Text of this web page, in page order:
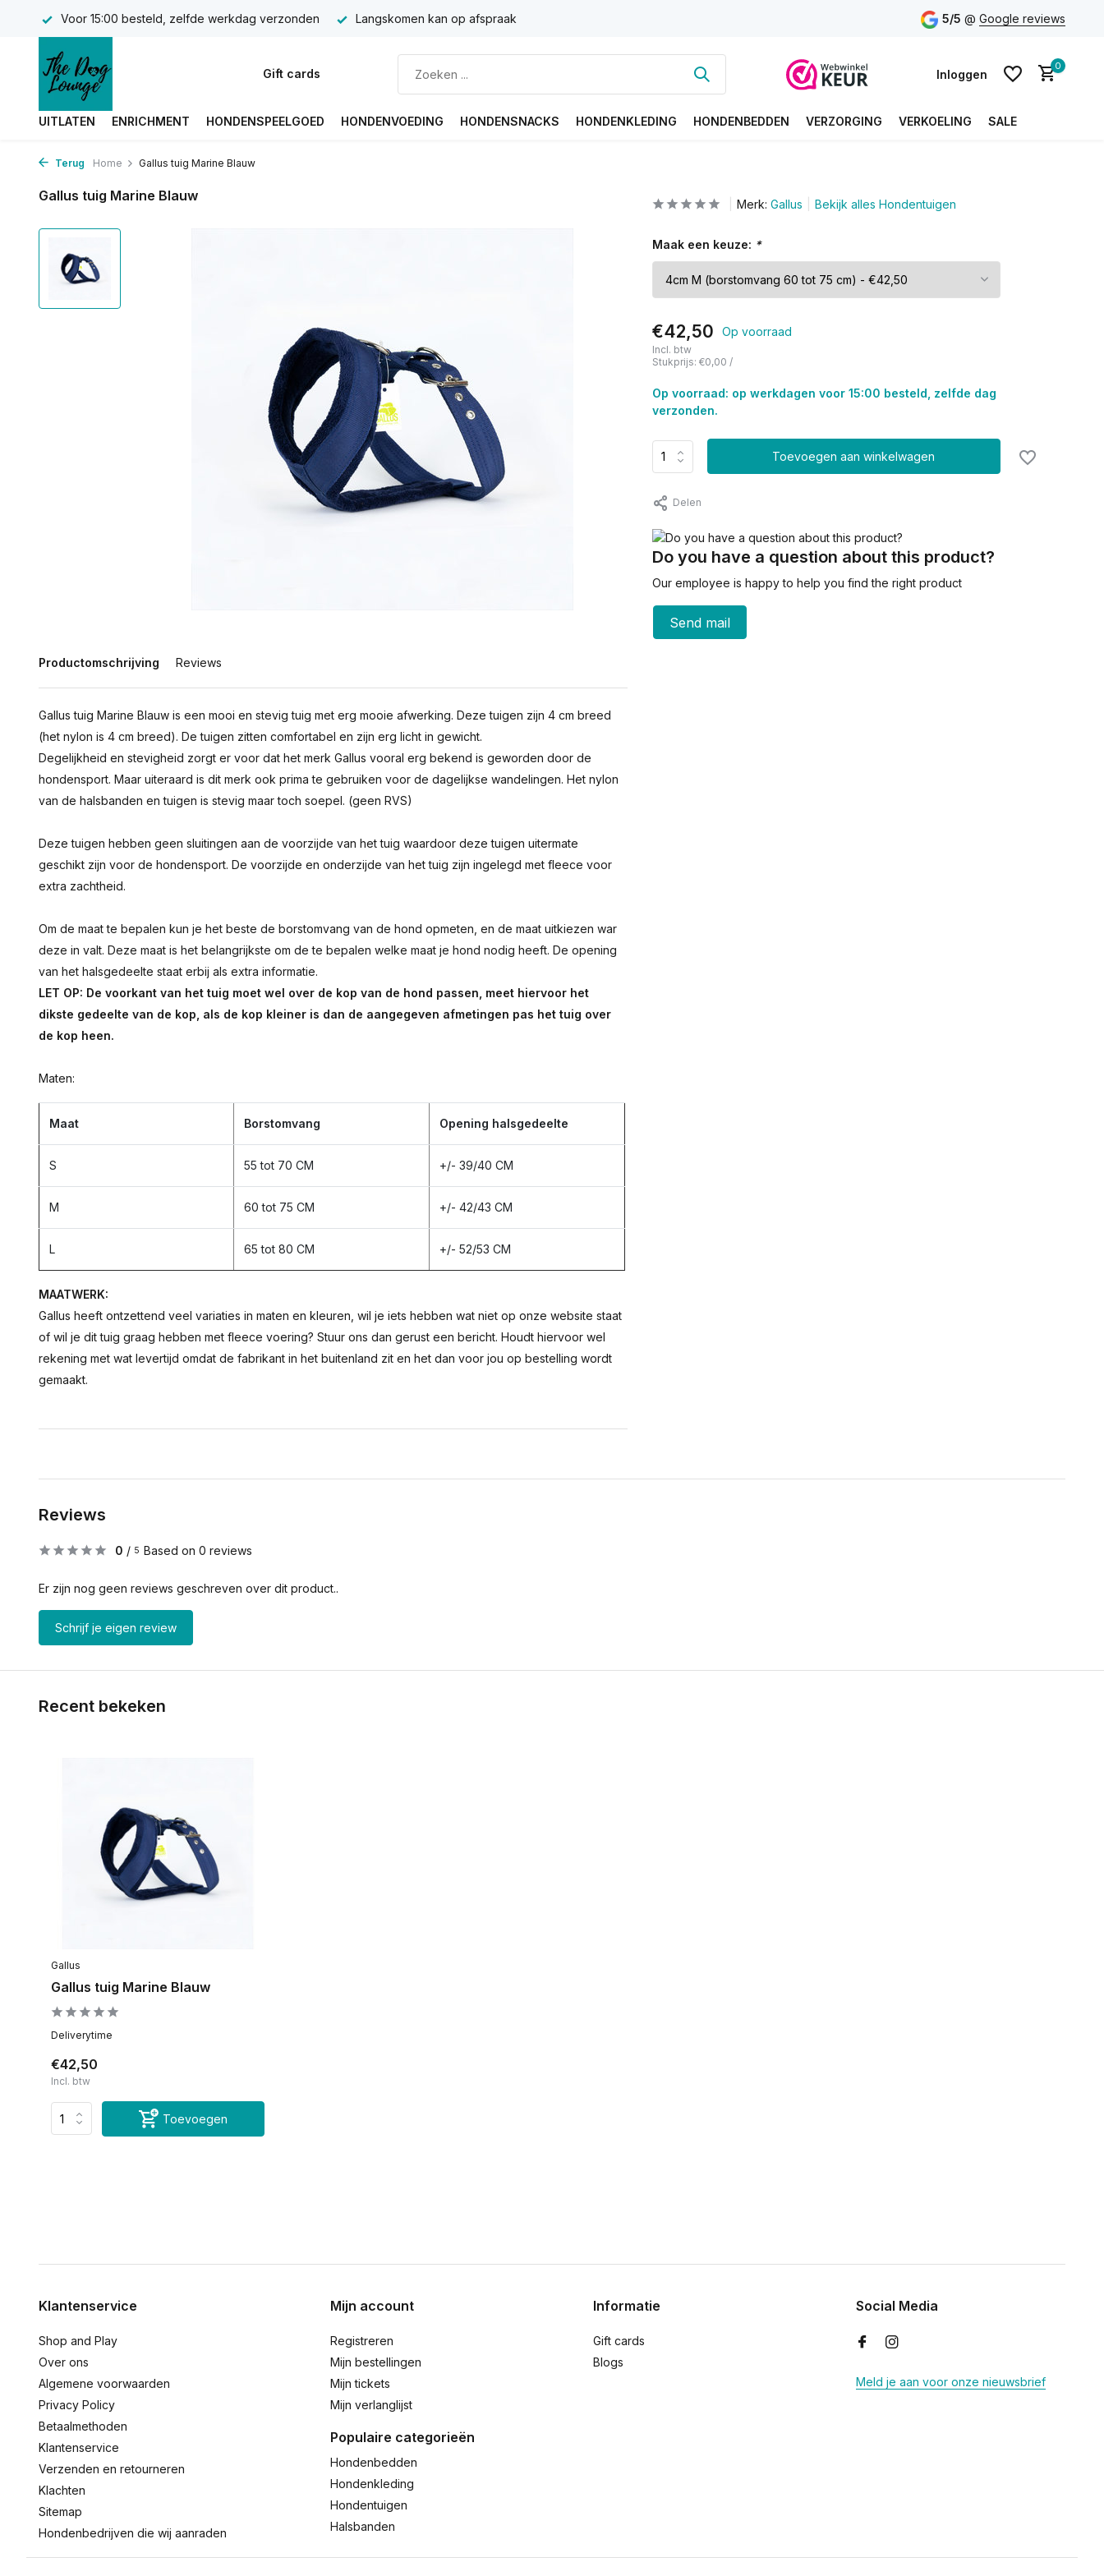
Voor 15:00 besteld, zelfde werkdag verzonden Langskomen kan op afspraak 5/5 @ Google reviews
Gift cards Inloggen
0
UITLATEN ENRICHMENT HONDENSPEELGOED HONDENVOEDING HONDENSNACKS HONDENKLEDING HONDENBEDDEN VERZORGING VERKOELING SALE
Terug Home Gallus tuig Marine Blauw
Gallus tuig Marine Blauw
Productomschrijving Reviews
Gallus tuig Marine Blauw is een mooi en stevig tuig met erg mooie afwerking. Deze tuigen zijn 4 cm breed
(het nylon is 4 cm breed). De tuigen zitten comfortabel en zijn erg licht in gewicht.
Degelijkheid en stevigheid zorgt er voor dat het merk Gallus vooral erg bekend is geworden door de
hondensport. Maar uiteraard is dit merk ook prima te gebruiken voor de dagelijkse wandelingen. Het nylon
van de halsbanden en tuigen is stevig maar toch soepel. (geen RVS)
Deze tuigen hebben geen sluitingen aan de voorzijde van het tuig waardoor deze tuigen uitermate
geschikt zijn voor de hondensport. De voorzijde en onderzijde van het tuig zijn ingelegd met fleece voor
extra zachtheid.
Om de maat te bepalen kun je het beste de borstomvang van de hond opmeten, en de maat uitkiezen war
deze in valt. Deze maat is het belangrijkste om de te bepalen welke maat je hond nodig heeft. De opening
van het halsgedeelte staat erbij als extra informatie.
LET OP: De voorkant van het tuig moet wel over de kop van de hond passen, meet hiervoor het
dikste gedeelte van de kop, als de kop kleiner is dan de aangegeven afmetingen pas het tuig over
de kop heen.
Maten:
Maat Borstomvang Opening halsgedeelte
S 55 tot 70 CM +/- 39/40 CM
M 60 tot 75 CM +/- 42/43 CM
L 65 tot 80 CM +/- 52/53 CM
MAATWERK:
Gallus heeft ontzettend veel variaties in maten en kleuren, wil je iets hebben wat niet op onze website staat
of wil je dit tuig graag hebben met fleece voering? Stuur ons dan gerust een bericht. Houdt hiervoor wel
rekening met wat levertijd omdat de fabrikant in het buitenland zit en het dan voor jou op bestelling wordt
gemaakt.
Merk: Gallus Bekijk alles Hondentuigen
Maak een keuze: *
€42,50 Op voorraad
Incl. btw
Stukprijs: €0,00 /
Op voorraad: op werkdagen voor 15:00 besteld, zelfde dag
verzonden.
Toevoegen aan winkelwagen
Delen
Do you have a question about this product?
Our employee is happy to help you find the right product
Send mail
Reviews
0 / 5 Based on 0 reviews
Er zijn nog geen reviews geschreven over dit product..
Schrijf je eigen review
Recent bekeken
Gallus
Gallus tuig Marine Blauw
Deliverytime
€42,50
Incl. btw
Toevoegen
Klantenservice
Shop and Play
Over ons
Algemene voorwaarden
Privacy Policy
Betaalmethoden
Klantenservice
Verzenden en retourneren
Klachten
Sitemap
Hondenbedrijven die wij aanraden
Mijn account
Registreren
Mijn bestellingen
Mijn tickets
Mijn verlanglijst
Populaire categorieën
Hondenbedden
Hondenkleding
Hondentuigen
Halsbanden
Informatie
Gift cards
Blogs
Social Media
Meld je aan voor onze nieuwsbrief